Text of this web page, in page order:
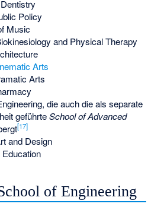
Policy
Music
and Physical Therapy
Arts
Arts
die auch die als separate
geführteSchool of Advanced
[17]
and Design
of Engineering